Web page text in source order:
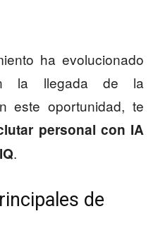
ha evolucionado
la llegada de la
este oportunidad, te
personal con IA
.
de